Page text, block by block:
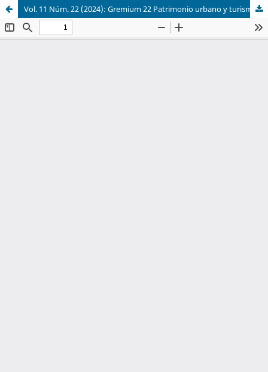
Vol. 11 Núm. 22 (2024): Gremium 22 Patrimonio urbano y turismo en la tercera década del siglo XXI